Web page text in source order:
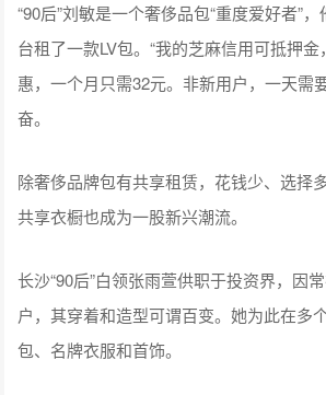
“90后”刘敏是一个奢侈品包“重度爱好者”
台租了一款LV包。“我的芝麻信用可抵押
惠，一个月只需32元。非新用户，一天需
奋。
除奢侈品牌包有共享租赁，花钱少、选择
共享衣橱也成为一股新兴潮流。
长沙“90后”白领张雨萱供职于投资界，因
户，其穿着和造型可谓百变。她为此在多
包、名牌衣服和首饰。